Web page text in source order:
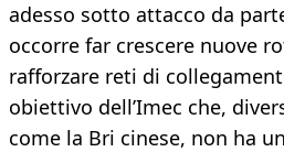
adesso sotto attacco da
occorre far crescere nuove
rafforzare reti di
obiettivo dell’Imec che,
come la Bri cinese, non ha